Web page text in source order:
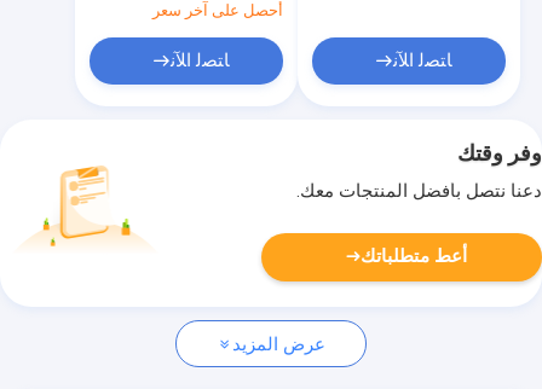
أحصل على آخر سعر
ﺎﺘﺼﻟ ﺍﻶﻧ ﺎﺘﺼﻟ ﺍﻶﻧ
وفر وقتك
دعنا نتصل بأفضل المنتجات معك.
أعط متطلباتك
عرض المزيد